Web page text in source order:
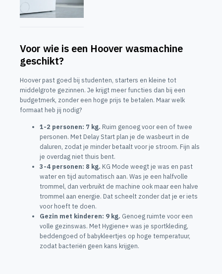
Voor wie is een Hoover wasmachine
geschikt?
Hoover past goed bij studenten, starters en kleine tot
middelgrote gezinnen. Je krijgt meer functies dan bij een
budgetmerk, zonder een hoge prijs te betalen. Maar welk
formaat heb jij nodig?
1-2 personen: 7 kg. Ruim genoeg voor een of twee
personen. Met Delay Start plan je de wasbeurt in de
daluren, zodat je minder betaalt voor je stroom. Fijn als
je overdag niet thuis bent.
3-4 personen: 8 kg. KG Mode weegt je was en past
water en tijd automatisch aan. Was je een halfvolle
trommel, dan verbruikt de machine ook maar een halve
trommel aan energie. Dat scheelt zonder dat je er iets
voor hoeft te doen.
Gezin met kinderen: 9 kg. Genoeg ruimte voor een
volle gezinswas. Met Hygiene+ was je sportkleding,
beddengoed of babykleertjes op hoge temperatuur,
zodat bacteriën geen kans krijgen.